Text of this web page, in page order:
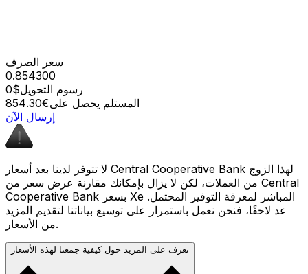
سعر الصرف
0.854300
رسوم التحويل$0
المستلم يحصل على€854.30
إرسال الآن
لا تتوفر لدينا بعد أسعار Central Cooperative Bank لهذا الزوج
من العملات، لكن لا يزال بإمكانك مقارنة عرض سعر من Central
Cooperative Bank بسعر Xe المباشر لمعرفة التوفير المحتمل.
عد لاحقًا، فنحن نعمل باستمرار على توسيع بياناتنا لتقديم المزيد
من الأسعار.
تعرف على المزيد حول كيفية جمعنا لهذه الأسعار